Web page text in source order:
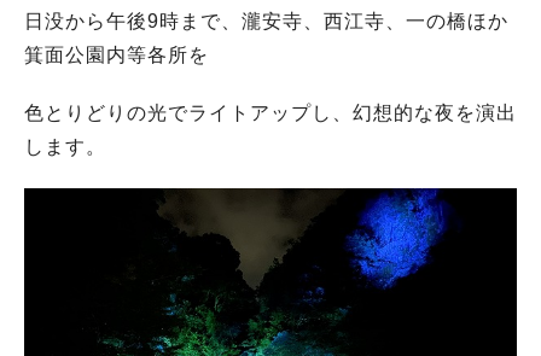
日没から午後9時まで、瀧安寺、西江寺、一の橋ほか
箕面公園内等各所を
色とりどりの光でライトアップし、幻想的な夜を演出
します。